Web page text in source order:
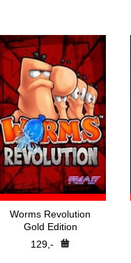
Worms Revolution
Gold Edition
129,-